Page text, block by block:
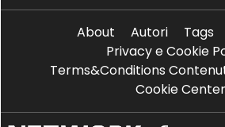
About Autori Tags
Privacy e Cookie
Terms&Conditions
Cookie Center